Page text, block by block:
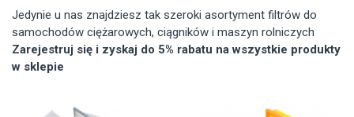
Jedynie u nas znajdziesz tak szeroki asortyment filtrów do
samochodów ciężarowych, ciągników i maszyn rolniczych
Zarejestruj się i zyskaj do 5% rabatu na wszystkie produkty
w sklepie